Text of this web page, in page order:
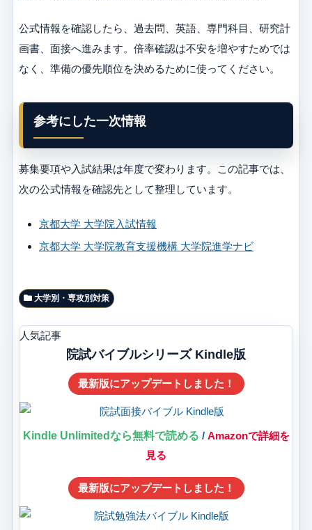
公式情報を確認したら、過去問、英語、専門科目、研究計
画書、面接へ進みます。倍率確認は不安を増やすためでは
なく、準備の優先順位を決めるために使ってください。
参考にした一次情報
募集要項や入試結果は年度で変わります。この記事では、
次の公式情報を確認先として整理しています。
京都大学 大学院入試情報
京都大学 大学院教育支援機構 大学院進学ナビ
大学別・専攻別対策
人気記事
院試バイブルシリーズ Kindle版
最新版にアップデートしました！
Kindle Unlimitedなら無料で読める / Amazonで詳細を
見る
最新版にアップデートしました！